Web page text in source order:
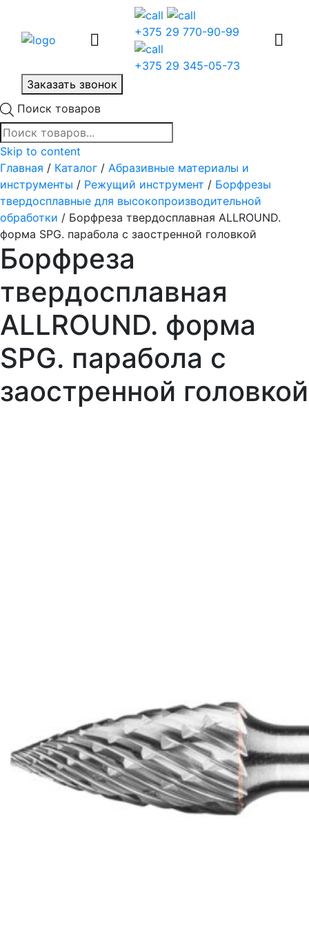
+375 29 770-90-99
+375 29 345-05-73
Заказать звонок
Поиск товаров
Skip to content
Главная / Каталог / Абразивные материалы и
инструменты / Режущий инструмент / Борфрезы
твердосплавные для высокопроизводительной
обработки / Борфреза твердосплавная ALLROUND.
форма SPG. парабола с заостренной головкой
Борфреза
твердосплавная
ALLROUND. форма
SPG. парабола с
заостренной головкой